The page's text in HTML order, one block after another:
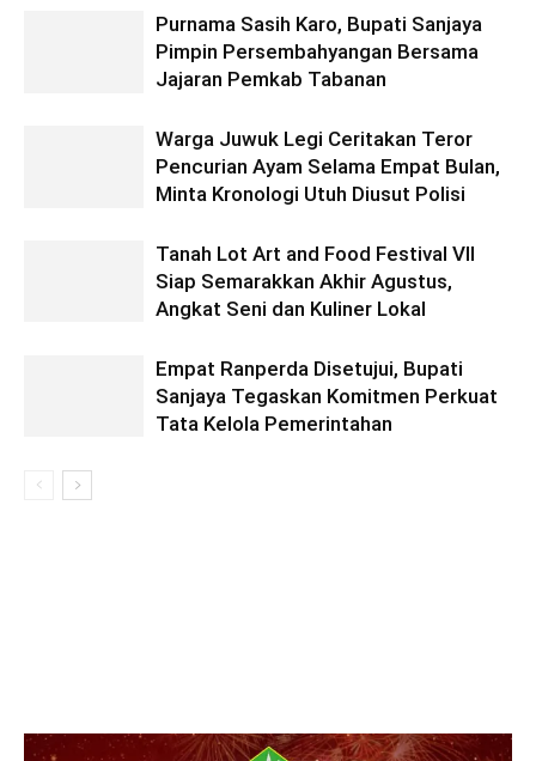
Purnama Sasih Karo, Bupati Sanjaya
Pimpin Persembahyangan Bersama
Jajaran Pemkab Tabanan
Warga Juwuk Legi Ceritakan Teror
Pencurian Ayam Selama Empat Bulan,
Minta Kronologi Utuh Diusut Polisi
Tanah Lot Art and Food Festival VII
Siap Semarakkan Akhir Agustus,
Angkat Seni dan Kuliner Lokal
Empat Ranperda Disetujui, Bupati
Sanjaya Tegaskan Komitmen Perkuat
Tata Kelola Pemerintahan